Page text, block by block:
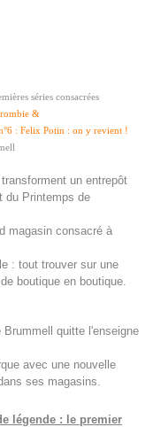
séries consacrées
&
: Felix Potin : on y revient !
un entrepôt
du Printemps de
magasin consacré à
: tout trouver sur une
boutique en boutique.
quitte l'enseigne
avec une nouvelle
ses magasins.
légende : le premier